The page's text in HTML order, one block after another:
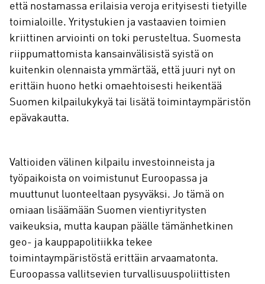
että nostamassa erilaisia veroja erityisesti tietyille
toimialoille. Yritystukien ja vastaavien toimien
kriittinen arviointi on toki perusteltua. Suomesta
riippumattomista kansainvälisistä syistä on
kuitenkin olennaista ymmärtää, että juuri nyt on
erittäin huono hetki omaehtoisesti heikentää
Suomen kilpailukykyä tai lisätä toimintaympäristön
epävakautta.
Valtioiden välinen kilpailu investoinneista ja
työpaikoista on voimistunut Euroopassa ja
muuttunut luonteeltaan pysyväksi. Jo tämä on
omiaan lisäämään Suomen vientiyritysten
vaikeuksia, mutta kaupan päälle tämänhetkinen
geo- ja kauppapolitiikka tekee
toimintaympäristöstä erittäin arvaamatonta.
Euroopassa vallitsevien turvallisuuspoliittisten